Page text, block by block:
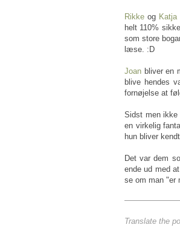
Rikke og Katja
helt 110%
som store
læse. :D
Joan bliver en
blive hendes
fornøjelse at
Sidst men ikke
en virkelig
hun bliver
Det var dem
ende ud med
se om man "er
Translate the